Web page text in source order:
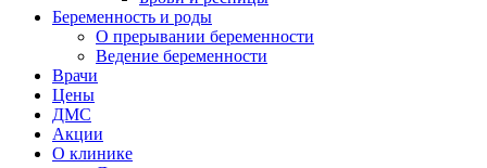
Беременность и роды
О прерывании беременности
Ведение беременности
Врачи
Цены
ДМС
Акции
О клинике